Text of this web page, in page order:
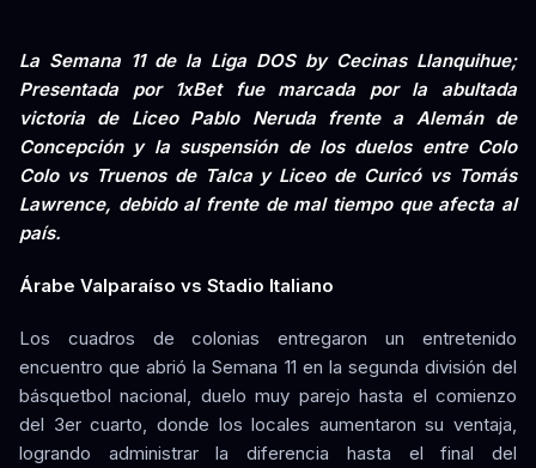
La Semana 11 de la Liga DOS by Cecinas Llanquihue;
Presentada por 1xBet fue marcada por la abultada
victoria de Liceo Pablo Neruda frente a Alemán de
Concepción y la suspensión de los duelos entre Colo
Colo vs Truenos de Talca y Liceo de Curicó vs Tomás
Lawrence, debido al frente de mal tiempo que afecta al
país.
Árabe Valparaíso vs Stadio Italiano
Los cuadros de colonias entregaron un entretenido
encuentro que abrió la Semana 11 en la segunda división del
básquetbol nacional, duelo muy parejo hasta el comienzo
del 3er cuarto, donde los locales aumentaron su ventaja,
logrando administrar la diferencia hasta el final del